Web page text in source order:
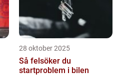
28 oktober 2025
Så felsöker du
startproblem i bilen